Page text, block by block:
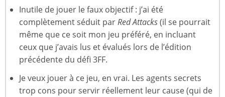
Inutile de jouer le faux objectif : j’ai été
complètement séduit parRed Attacks(il se pourrait
même que ce soit mon jeu préféré, en incluant
ceux que j’avais lus et évalués lors de l’édition
précédente du défi 3FF.
Je veux jouer à ce jeu, en vrai. Les agents secrets
trop cons pour servir réellement leur cause (qui de